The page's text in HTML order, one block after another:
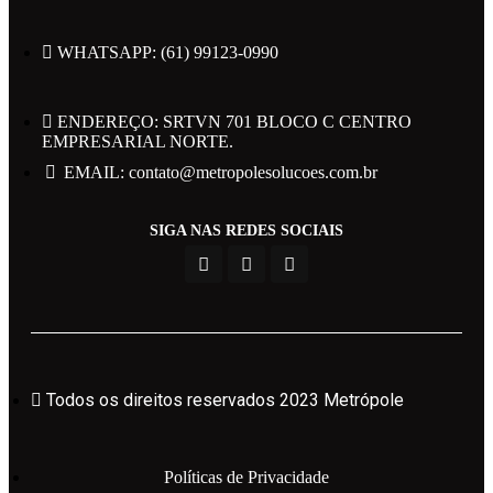
Políticas de Privacidade
WHATSAPP: (61) 99123-0990
ENDEREÇO: SRTVN 701 BLOCO C CENTRO
EMPRESARIAL NORTE.
EMAIL: contato@metropolesolucoes.com.br
SIGA NAS REDES SOCIAIS
Todos os direitos reservados 2023 Metrópole
Políticas de Privacidade